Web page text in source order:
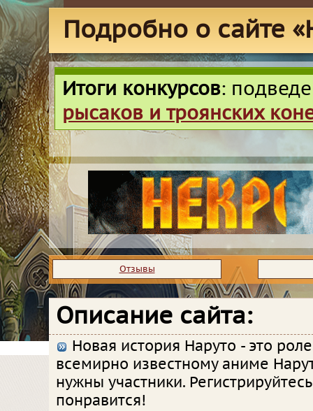
Подробно о сайте
Итоги конкурсов:
рысаков и троянских
Отзывы
Описание сайта:
Новая история Наруто - это
всемирно известному аниме
нужны участники.
понравится!